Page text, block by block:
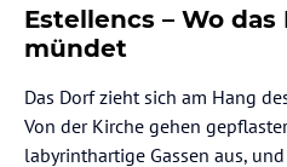
Estellencs – Wo
mündet
Das Dorf zieht sich am Hang
Von der Kirche gehen
labyrinthartige Gassen aus,